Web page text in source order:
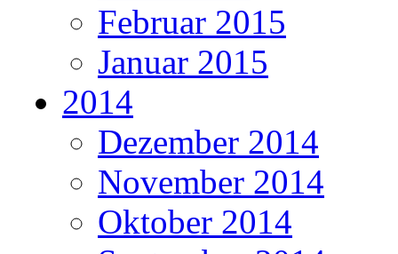
Februar 2015
Januar 2015
2014
Dezember 2014
November 2014
Oktober 2014